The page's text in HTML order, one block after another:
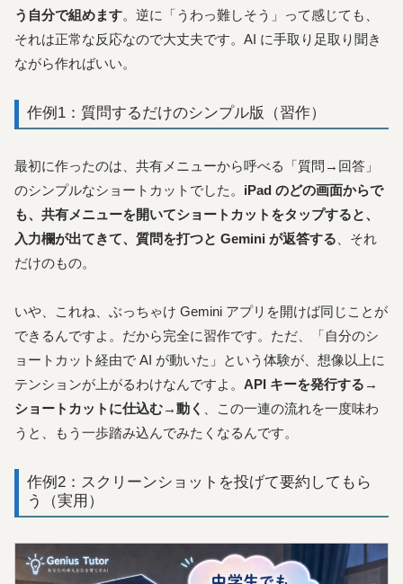
う自分で組めます。逆に「うわっ難しそう」って感じても、
それは正常な反応なので大丈夫です。AI に手取り足取り聞き
ながら作ればいい。
作例1：質問するだけのシンプル版（習作）
最初に作ったのは、共有メニューから呼べる「質問→回答」
のシンプルなショートカットでした。 iPad のどの画面からで
も、共有メニューを開いてショートカットをタップすると、
入力欄が出てきて、質問を打つと Gemini が返答する、それ
だけのもの。
いや、これね、ぶっちゃけ Gemini アプリを開けば同じことが
できるんですよ。だから完全に習作です。ただ、「自分のシ
ョートカット経由で AI が動いた」という体験が、想像以上に
テンションが上がるわけなんですよ。 API キーを発行する→
ショートカットに仕込む→動く 、この一連の流れを一度味わ
うと、もう一歩踏み込んでみたくなるんです。
作例2：スクリーンショットを投げて要約してもら
う（実用）